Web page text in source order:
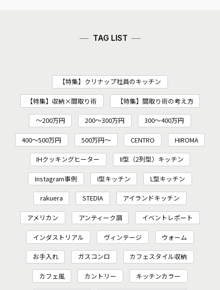
TAG LIST
【特集】クリナップ社員のキッチン
【特集】収納×間取り術 【特集】間取り術の考え方
～200万円 200〜300万円 300～400万円
400～500万円 500万円～ CENTRO HIROMA
IHクッキングヒーター II型（2列型）キッチン
Instagram事例 I型キッチン L型キッチン
rakuera STEDIA アイランドキッチン
アメリカン アンティーク調 イベントレポート
インダストリアル ヴィンテージ ウォーム
お手入れ ガスコンロ カフェスタイル収納
カフェ風 カントリー キッチンカラー